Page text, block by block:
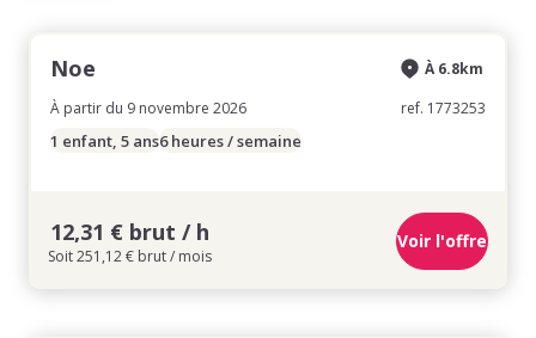
Noe
À partir du 9 novembre 2026
À 6.8km
ref. 1773253
1 enfant, 5 ans6 heures / semaine
12,31 € brut / h
Soit 251,12 € brut / mois
Voir l'offre